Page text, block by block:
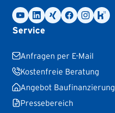
Service
Anfragen per E-Mail
Kostenfreie Beratung
Angebot Baufinanzierung
Pressebereich